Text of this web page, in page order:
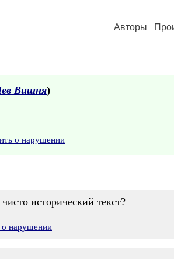
Авторы
Вишня)
о нарушении
исторический текст?
о нарушении